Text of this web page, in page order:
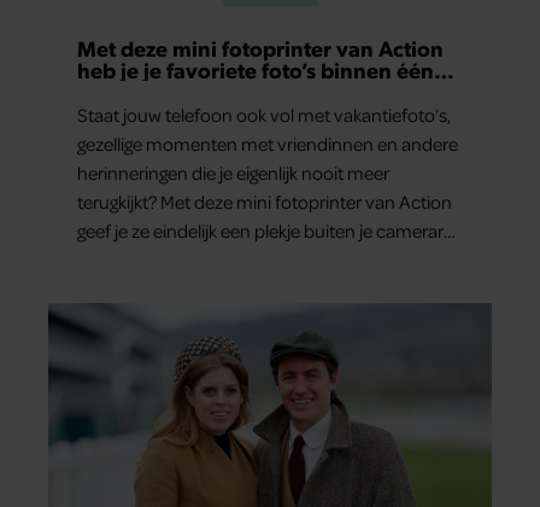
Met deze mini fotoprinter van Action
heb je je favoriete foto’s binnen één
minuut in handen
Staat jouw telefoon ook vol met vakantiefoto’s,
gezellige momenten met vriendinnen en andere
herinneringen die je eigenlijk nooit meer
terugkijkt? Met deze mini fotoprinter van Action
geef je ze eindelijk een plekje buiten je camerarol.